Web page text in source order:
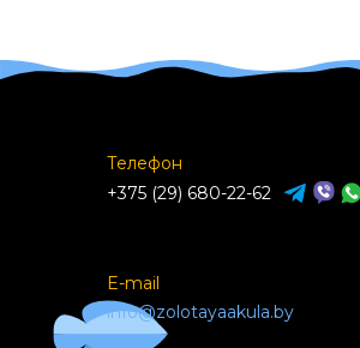
Телефон
+375 (29) 680-22-62
E-mail
info@zolotayaakula.by